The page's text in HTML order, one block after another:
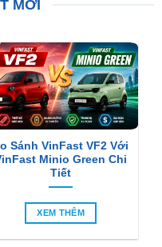
Sánh VinFast VF2 Với
Minio Green Chi
Tiết
XEM THÊM